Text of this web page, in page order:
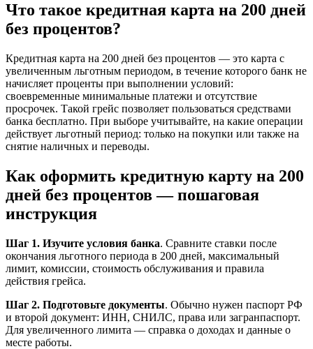
Что такое кредитная карта на 200 дней
без процентов?
Кредитная карта на 200 дней без процентов — это карта с
увеличенным льготным периодом, в течение которого банк не
начисляет проценты при выполнении условий:
своевременные минимальные платежи и отсутствие
просрочек. Такой грейс позволяет пользоваться средствами
банка бесплатно. При выборе учитывайте, на какие операции
действует льготный период: только на покупки или также на
снятие наличных и переводы.
Как оформить кредитную карту на 200
дней без процентов — пошаговая
инструкция
Шаг 1. Изучите условия банка. Сравните ставки после
окончания льготного периода в 200 дней, максимальный
лимит, комиссии, стоимость обслуживания и правила
действия грейса.
Шаг 2. Подготовьте документы. Обычно нужен паспорт РФ
и второй документ: ИНН, СНИЛС, права или загранпаспорт.
Для увеличенного лимита — справка о доходах и данные о
месте работы.